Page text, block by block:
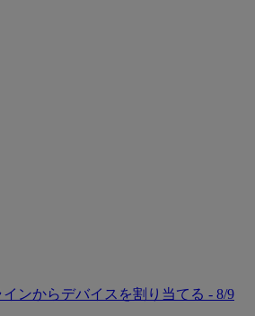
インからデバイスを割り当てる - 8/9